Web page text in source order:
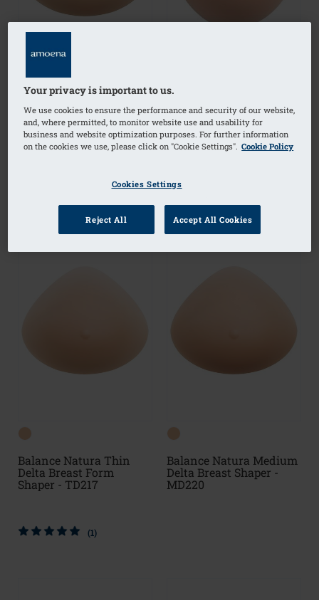
Volume Delta Breast
Shaper - VD221
Oval Breast Shaper -
TO227
Balance Natura Thin
Delta Breast Form
Shaper - TD217
(1)
Balance Natura Medium
Delta Breast Shaper -
MD220
Your privacy is important to us.
We use cookies to ensure the performance and security of our website,
and, where permitted, to monitor website use and usability for
business and website optimization purposes. For further information
on the cookies we use, please click on "Cookie Settings". Cookie Policy
Cookies Settings
Reject All Accept All Cookies